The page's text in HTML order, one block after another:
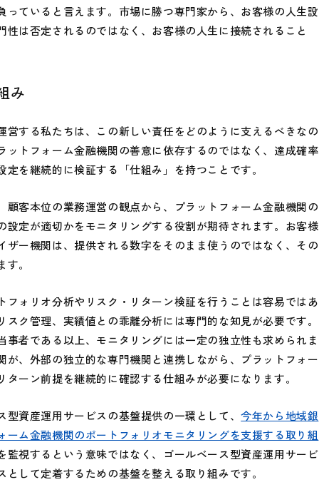
ていると言えます。市場に勝つ専門家から、お客様の人生設
は否定されるのではなく、お客様の人生に接続されること
み
する私たちは、この新しい責任をどのように支えるべきなの
トフォーム金融機関の善意に依存するのではなく、達成確率
を継続的に検証する「仕組み」を持つことです。
客本位の業務運営の観点から、プラットフォーム金融機関の
定が適切かをモニタリングする役割が期待されます。お客様
ザー機関は、提供される数字をそのまま使うのではなく、その
。
ォリオ分析やリスク・リターン検証を行うことは容易ではあ
ク管理、実績値との乖離分析には専門的な知見が必要です。
者である以上、モニタリングには一定の独立性も求められま
、外部の独立的な専門機関と連携しながら、プラットフォー
ーン前提を継続的に確認する仕組みが必要になります。
資産運用サービスの基盤提供の一環として、今年から地域銀
ム金融機関のポートフォリオモニタリングを支援する取り組
監視するという意味ではなく、ゴールベース型資産運用サービ
して定着するための基盤を整える取り組みです。